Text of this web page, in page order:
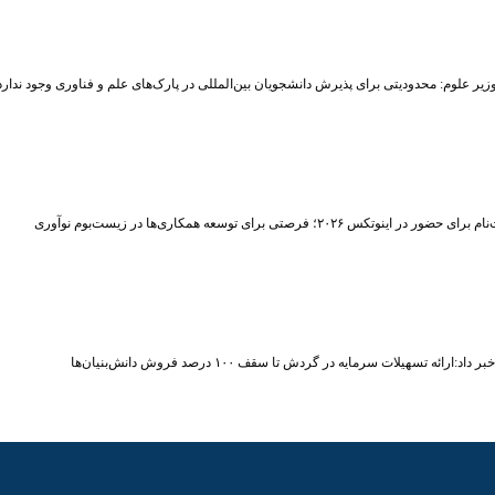
علوم: محدودیتی برای پذیرش دانشجویان بین‌المللی در پارک‌های علم و فناوری وجود
در اینوتکس ۲۰۲۶؛ فرصتی برای توسعه همکاری‌ها در زیست‌بوم نوآوری
داد:ارائه تسهیلات سرمایه در گردش تا سقف ۱۰۰ درصد فروش دانش‌بنیان‌ها